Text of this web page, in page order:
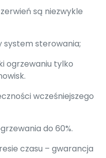
są niezwykle
system sterowania;
ogrzewaniu tylko
wcześniejszego
do 60%.
czasu – gwarancja